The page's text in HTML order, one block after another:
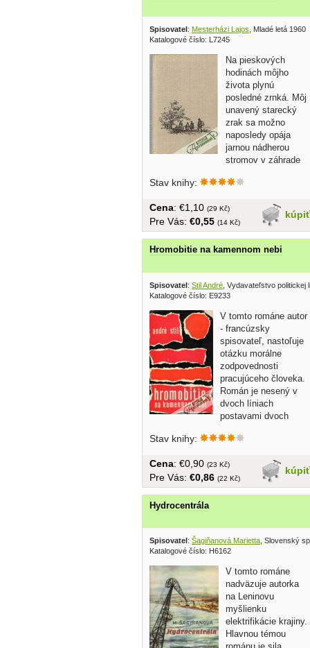
Spisovatel: Mesterházi Lajos , Mladé letá 1960
Katalogové číslo: L7245
Na pieskových
hodinách môjho
života plynú
posledné zrnká. Môj
unavený starecký
zrak sa možno
naposledy opája
jarnou nádherou
stromov v záhrade
Stav knihy:
kúpiť
Cena: €1,10 (29 Kč)
Pre Vás: €0,55 (14 Kč)
Hromobitie na kamennom nebi
Spisovatel: Stil André , Vydavateľstvo politickej
Katalogové číslo: E9233
V tomto románe autor
- francúzsky
spisovateľ, nastoľuje
otázku morálne
zodpovednosti
pracujúceho človeka.
Román je nesený v
dvoch líniach
postavami dvoch
Stav knihy:
kúpiť
Cena: €0,90 (23 Kč)
Pre Vás: €0,86 (22 Kč)
Hydrocentrála
Spisovatel : Šagiňanová Marietta , Slovenský
Katalogové číslo: H6162
V tomto románe
nadväzuje autorka
na Leninovu
myšlienku
elektrifikácie krajiny.
Hlavnou témou